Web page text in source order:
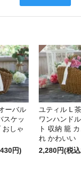
ーバル
スケッ
おしゃ
円)
ユティル L
ワンハンド
ト 収納 籠
れ かわいい
2,280円(税